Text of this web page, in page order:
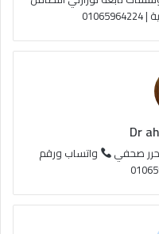
Dr
صحفي
واتساب ورقم